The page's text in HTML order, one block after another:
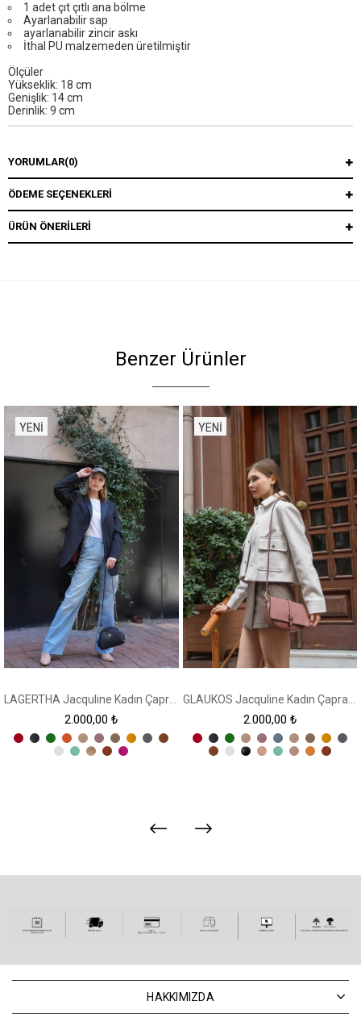
1 adet çıt çıtlı ana bölme
Ayarlanabilir sap
ayarlanabilir zincir askı
İthal PU malzemeden üretilmiştir
Ölçüler
Yükseklik: 18 cm
Genişlik: 14 cm
Derinlik: 9 cm
YORUMLAR(0)
ÖDEME SEÇENEKLERI
ÜRÜN ÖNERILERI
Benzer Ürünler
2.000,00 ₺
YENI
ÜRÜN
2.000,00 ₺
YENI
HAKKIMIZDA